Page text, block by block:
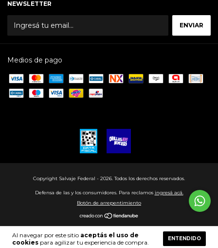
Al navegar por este sitio aceptás el uso de
cookies para agilizar tu experiencia de compra.
ENTENDIDO
NEWSLETTER
Medios de pago
Copyright Salvaje Federal - 2026. Todos los derechos reservados.
Defensa de las y los consumidores. Para reclamos ingresá acá.
Botón de arrepentimiento